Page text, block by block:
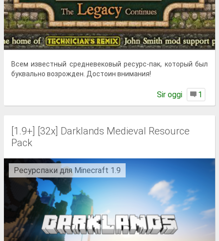
Всем известный средневековый ресурс-пак, который был
буквально возрожден. Достоин внимания!
Sir oggi 1
[1.9+] [32x] Darklands Medieval Resource
Pack
Ресурспаки для Minecraft 1.9